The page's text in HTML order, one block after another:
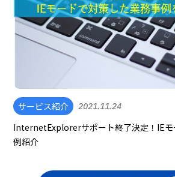
サービス紹介 2021.11.24
InternetExplorerサポート終了決定！IEモ
例紹介